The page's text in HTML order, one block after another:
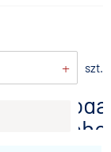
+ szt.